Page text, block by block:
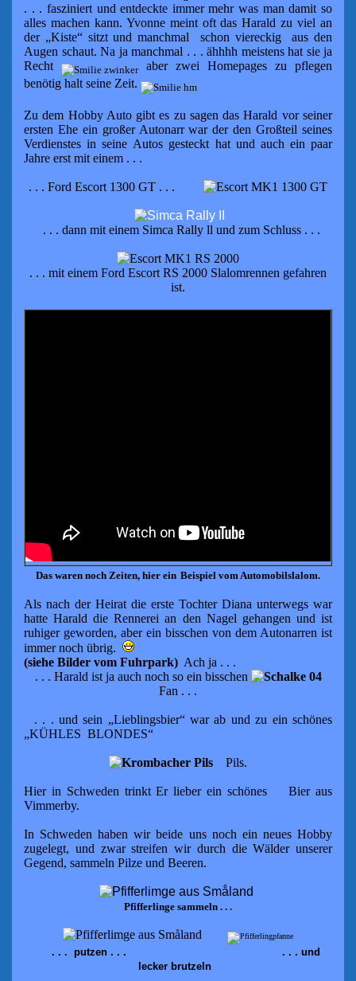
. . . fasziniert und entdeckte immer mehr was man damitso
alles machen kann. Yvonne meint oft das Harald zu viel an
der „Kiste“ sitzt und manchmal schon viereckig aus den
Augen schaut. Na ja manchmal . . . ähhhh meistens hat sie ja
Recht
aber zwei Homepages zu pflegen
benötig halt seine Zeit.
Zu dem Hobby Auto gibt es zu sagen das Harald vor seiner
ersten Ehe ein großer Autonarr war der den Großteil seines
Verdienstes in seine Autos gesteckt hat und auch ein paar
Jahre erst mit einem . . .
. . . Ford Escort 1300 GT . . .
. . . dann mit einem Simca Rally ll und zum Schluss . . .
. . . mit einem Ford Escort RS 2000 Slalomrennen gefahren
ist.
Das waren noch Zeiten, hier ein Beispiel vom Automobilslalom.
Als nach der Heirat die erste Tochter Diana unterwegs war
hatte Harald die Rennerei an den Nagel gehangen und ist
ruhiger geworden, aber ein bisschen von dem Autonarren ist
immer noch übrig.
(siehe Bilder vom Fuhrpark) Ach ja . . .
. . . Harald ist ja auch noch so ein bisschen
Fan . . .
. . . und sein „Lieblingsbier“ war ab und zu ein schönes
„KÜHLES BLONDES“
Pils.
Hier in Schweden trinkt Er lieber ein schönes
Bier aus
Vimmerby.
In Schweden haben wir beide uns noch ein neues Hobby
zugelegt, und zwar streifen wir durch die Wälderunserer
Gegend, sammeln Pilze und Beeren.
Pfifferlinge sammeln . . .
. . . putzen . . .
. . . und
lecker brutzeln